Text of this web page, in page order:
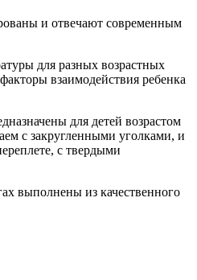
и отвечают современным
для разных возрастных
взаимодействия ребенка
для детей возрастом
с закругленными уголками, и
с твердыми
выполнены из качественного